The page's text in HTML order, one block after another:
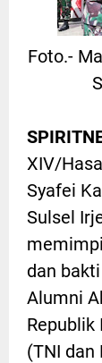
Foto.-
XIV/
Syafei
Sulsel
dan
Alumni
Republik
(TNI dan